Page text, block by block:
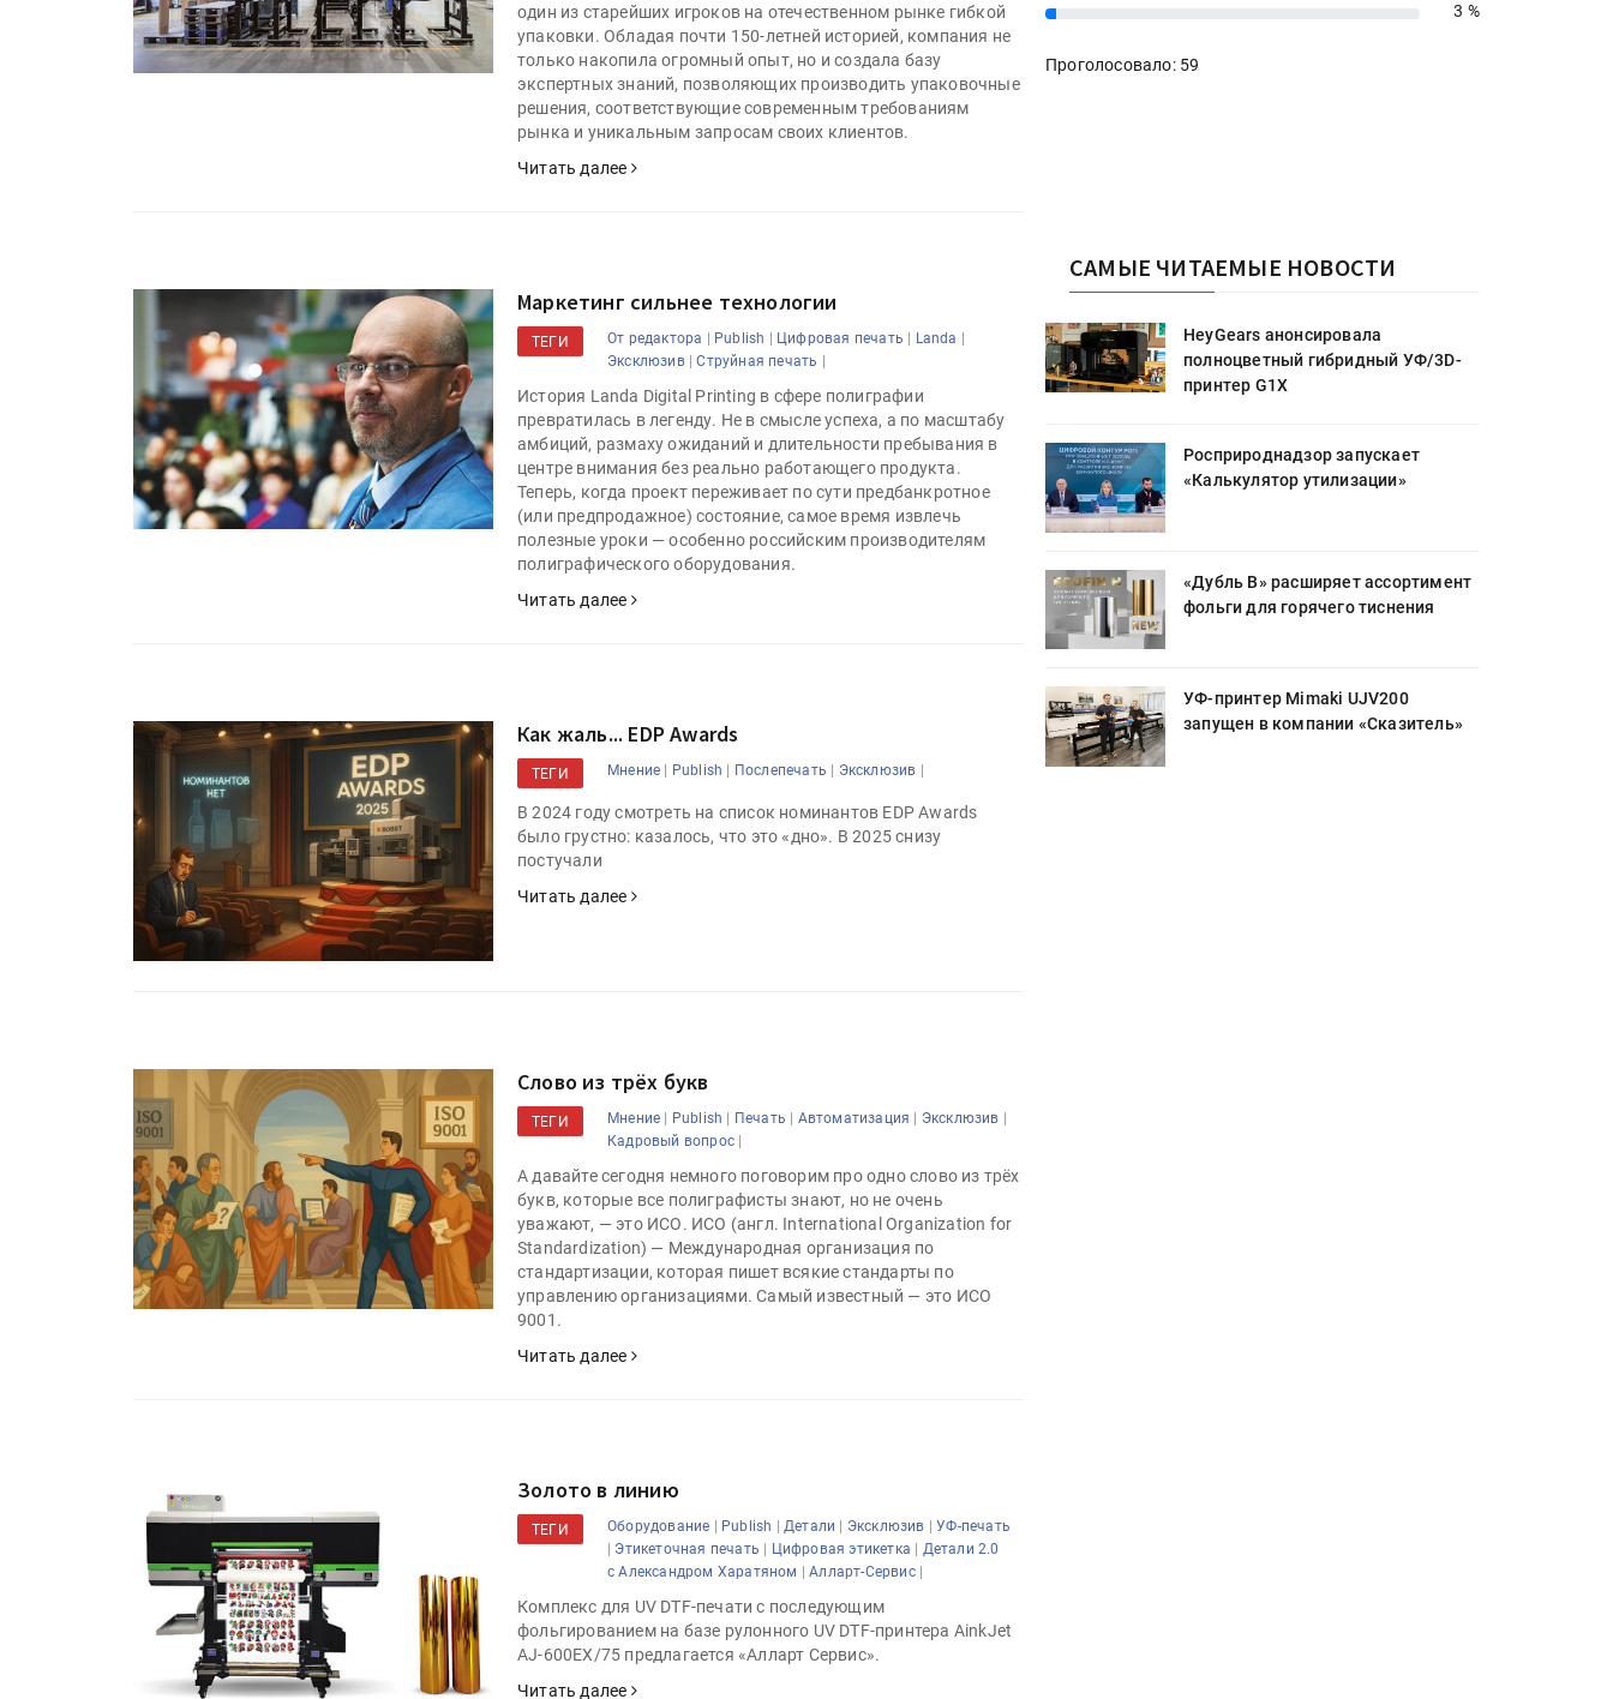
один из старейших игроков на отечественном рынке гибкой
упаковки. Обладая почти 150-летней историей, компания не
только накопила огромный опыт, но и создала базу
экспертных знаний, позволяющих производить упаковочные
решения, соответствующие современным требованиям
рынка и уникальным запросам своих клиентов.
Читать далее
Маркетинг сильнее технологии
ТЕГИ От редактора | Publish | Цифровая печать | Landa |
Эксклюзив|Струйная печать |
История Landa Digital Printing в сфере полиграфии
превратилась в легенду. Не в смысле успеха, а по масштабу
амбиций, размаху ожиданий и длительности пребывания в
центре внимания без реально работающего продукта.
Теперь, когда проект переживает по сути предбанкротное
(или предпродажное) состояние, самое время извлечь
полезные уроки — особенно российским производителям
полиграфического оборудования.
Читать далее
Как жаль... EDP Awards
ТЕГИ Мнение | Publish | Послепечать | Эксклюзив |
В 2024 году смотреть на список номинантов EDP Awards
было грустно: казалось, что это «дно». В 2025 снизу
постучали
Читать далее
Слово из трёх букв
ТЕГИ Мнение | Publish | Печать | Автоматизация | Эксклюзив |
Кадровый вопрос |
А давайте сегодня немного поговорим про одно слово из трёх
букв, которые все полиграфисты знают, но не очень
уважают, — это ИСО. ИСО (англ. International Organization for
Standardization) — Международная организация по
стандартизации, которая пишет всякие стандарты по
управлению организациями. Самый известный — это ИСО
9001.
Читать далее
Золото в линию
ТЕГИ Оборудование | Publish |Детали | Эксклюзив |УФ-печать
| Этикеточная печать | Цифровая этикетка | Детали 2.0
с Александром Харатяном |Алларт-Сервис|
Комплекс для UV DTF-печати с последующим
фольгированием на базе рулонного UV DTF-принтера AinkJet
AJ-600EX/75 предлагается «Алларт Сервис».
Читать далее
3% 3 %
Проголосовало: 59
САМЫЕ ЧИТАЕМЫЕ НОВОСТИ
HeyGears анонсировала
полноцветный гибридный УФ/3D-
принтер G1X
Росприроднадзор запускает
«Калькулятор утилизации»
фольги для горячего тиснения
запущен в компании «Сказитель»
HeyGears анонсировала
полноцветный гибридный УФ/3D-
принтер G1X
Росприроднадзор запускает
«Калькулятор утилизации»
HeyGears анонсировала
полноцветный гибридный УФ/3D-
принтер G1X
Росприроднадзор запускает
«Калькулятор утилизации»
«Дубль В» расширяет ассортимент
фольги для горячего тиснения
УФ-принтер Mimaki UJV200
запущен в компании «Сказитель»